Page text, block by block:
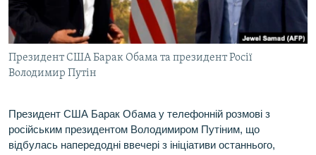
СВІДЧЕННЯ ОКУПАЦІЇ
УКРАЇНСЬКА ПРОБЛЕМА КРИМУ
ІНФОГРАФІКА
Qırımtatar
ДОЛУЧАЙСЯ!
Усі сайти RFE/RL
Президент США Барак Обама та президент Росії
Володимир Путін
Президент США Барак Обама у телефонній розмові з
російським президентом Володимиром Путіним, що
відбулась напередодні ввечері з ініціативи останнього,